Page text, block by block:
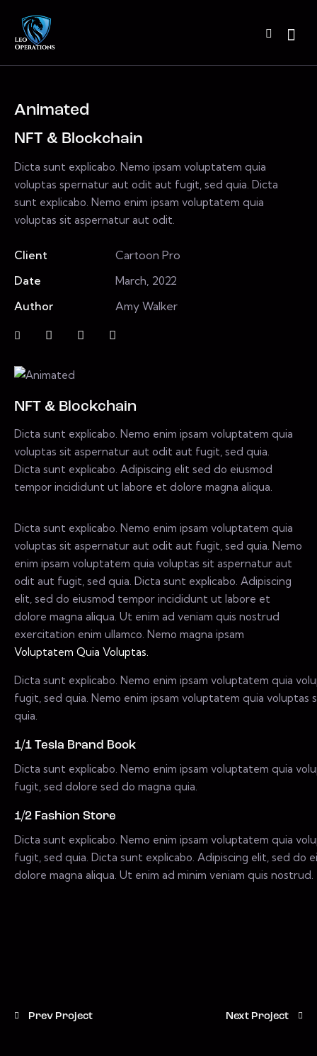
Animated
NFT & Blockchain
Dicta sunt explicabo. Nemo ipsam voluptatem quia
voluptas spernatur aut odit aut fugit, sed quia. Dicta
sunt explicabo. Nemo enim ipsam voluptatem quia
voluptas sit aspernatur aut odit.
Client
Cartoon Pro
Date
March, 2022
Author
Amy Walker
NFT & Blockchain
Dicta sunt explicabo. Nemo enim ipsam voluptatem quia
voluptas sit aspernatur aut odit aut fugit, sed quia.
Dicta sunt explicabo. Adipiscing elit sed do eiusmod
tempor incididunt ut labore et dolore magna aliqua.
Dicta sunt explicabo. Nemo enim ipsam voluptatem quia
voluptas sit aspernatur aut odit aut fugit, sed quia. Nemo
enim ipsam voluptatem quia voluptas sit aspernatur aut
odit aut fugit, sed quia. Dicta sunt explicabo. Adipiscing
elit, sed do eiusmod tempor incididunt ut labore et
dolore magna aliqua. Ut enim ad veniam quis nostrud
exercitation enim ullamco. Nemo magna ipsam
Voluptatem Quia Voluptas.
Dicta sunt explicabo. Nemo enim ipsam voluptatem quia
fugit, sed quia. Nemo enim ipsam voluptatem quia
quia.
1/1 Tesla Brand Book
Dicta sunt explicabo. Nemo enim ipsam voluptatem quia
fugit, sed dolore sed do magna quia.
1/2 Fashion Store
Dicta sunt explicabo. Nemo enim ipsam voluptatem quia
fugit, sed quia. Dicta sunt explicabo. Adipiscing elit, sed do
dolore magna aliqua. Ut enim ad minim veniam quis nostrud.
Post
Prev Project Next Project